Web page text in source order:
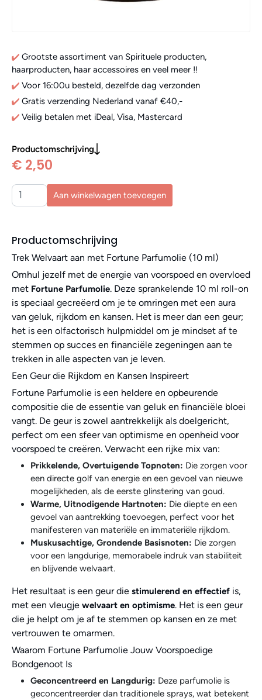
Grootste assortiment van Spirituele producten,
haarproducten, haar accessoires en veel meer !!
Voor 16:00u besteld, dezelfde dag verzonden
Gratis verzending Nederland vanaf €40,-
Veilig betalen met iDeal, Visa, Mastercard
Productomschrijving
€ 2,50
Aan winkelwagen toevoegen
Productomschrijving
Trek Welvaart aan met Fortune Parfumolie (10 ml)
Omhul jezelf met de energie van voorspoed en overvloed
met Fortune Parfumolie. Deze sprankelende 10 ml roll-on
is speciaal gecreëerd om je te omringen met een aura
van geluk, rijkdom en kansen. Het is meer dan een geur;
het is een olfactorisch hulpmiddel om je mindset af te
stemmen op succes en financiële zegeningen aan te
trekken in alle aspecten van je leven.
Een Geur die Rijkdom en Kansen Inspireert
Fortune Parfumolie is een heldere en opbeurende
compositie die de essentie van geluk en financiële bloei
vangt. De geur is zowel aantrekkelijk als doelgericht,
perfect om een sfeer van optimisme en openheid voor
voorspoed te creëren. Verwacht een rijke mix van:
Prikkelende, Overtuigende Topnoten: Die zorgen voor
een directe golf van energie en een gevoel van nieuwe
mogelijkheden, als de eerste glinstering van goud.
Warme, Uitnodigende Hartnoten: Die diepte en een
gevoel van aantrekking toevoegen, perfect voor het
manifesteren van materiële en immateriële rijkdom.
Muskusachtige, Grondende Basisnoten: Die zorgen
voor een langdurige, memorabele indruk van stabiliteit
en blijvende welvaart.
Het resultaat is een geur die stimulerend en effectief is,
met een vleugje welvaart en optimisme. Het is een geur
die je helpt om je af te stemmen op kansen en ze met
vertrouwen te omarmen.
Waarom Fortune Parfumolie Jouw Voorspoedige
Bondgenoot Is
Geconcentreerd en Langdurig: Deze parfumolie is
geconcentreerder dan traditionele sprays, wat betekent